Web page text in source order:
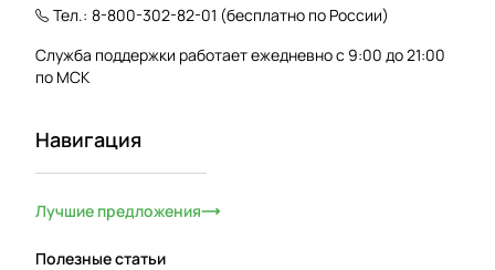
Тел.: 8-800-302-82-01 (бесплатно по России)
Служба поддержки работает ежедневно с 9:00 до 21:00
по МСК
Навигация
Лучшие предложения
Полезные статьи